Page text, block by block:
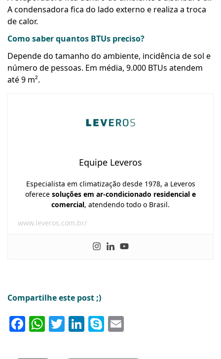
A condensadora fica do lado externo e realiza a troca
de calor.
Como saber quantos BTUs preciso?
Depende do tamanho do ambiente, incidência de sol e
número de pessoas. Em média, 9.000 BTUs atendem
até 9 m².
Equipe Leveros
Especialista em climatização desde 1978, a Leveros
oferece soluções em ar-condicionado residencial e
comercial, atendendo todo o Brasil.
www.leveros.com.br/
Compartilhe este post ;)
Facebook
WhatsApp
Twitter
LinkedIn
Skype